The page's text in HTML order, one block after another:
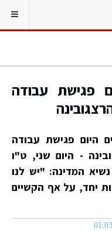
פגישת עבודה
היום פגישת עבודה
- היום שני, ט"ו
תשע"ז, 13 במרץ 2017. נשיא המדינה: "יש לנו
יחד, על אף הקשיים